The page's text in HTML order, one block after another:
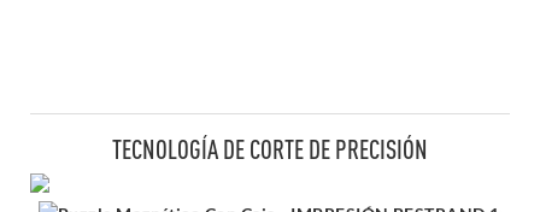
TECNOLOGÍA DE CORTE DE PRECISIÓN